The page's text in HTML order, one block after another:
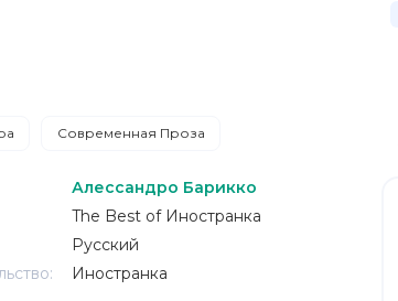
Современная Проза
Алессандро Барикко
The Best of Иностранка
Русский
Иностранка